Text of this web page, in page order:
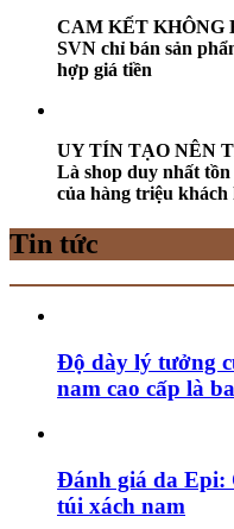
CAM KẾT KHÔNG
SVN chỉ bán sản
hợp giá tiền
UY TÍN TẠO NÊN
Là shop duy nhất
của hàng triệu
Tin tức
Độ dày lý tưởng
nam cao cấp là
Đánh giá da Epi:
túi xách nam